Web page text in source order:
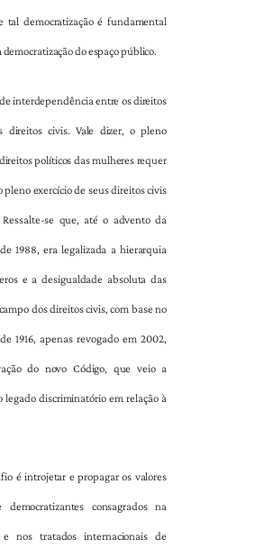
tal democratização é fundamental
do espaço público.
interdependência entre os direitos
direitos civis. Vale dizer, o pleno
políticos das mulheres requer
pleno exercício de seus direitos civis
se que, até o advento da
1988, era legalizada a hierarquia
e a desigualdade absoluta das
dos direitos civis, com base no
1916, apenas revogado em 2002,
do novo Código, que veio a
legado discriminatório em relação à
é introjetar e propagar os valores
democratizantes consagrados na
e nos tratados internacionais de